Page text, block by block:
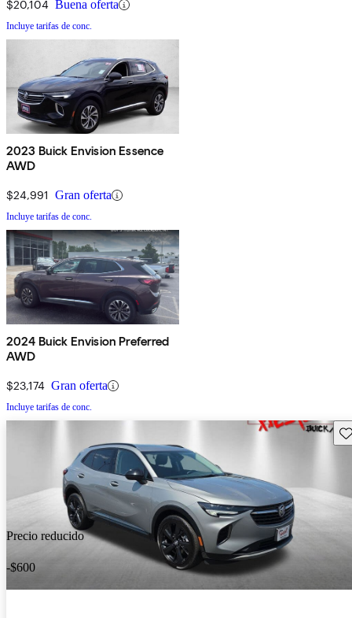
$20,104 Buena oferta
Incluye tarifas de conc.
2023 Buick Envision Essence
AWD
$24,991 Gran oferta
Incluye tarifas de conc.
2024 Buick Envision Preferred
AWD
$23,174 Gran oferta
Incluye tarifas de conc.
Precio reducido
-$600